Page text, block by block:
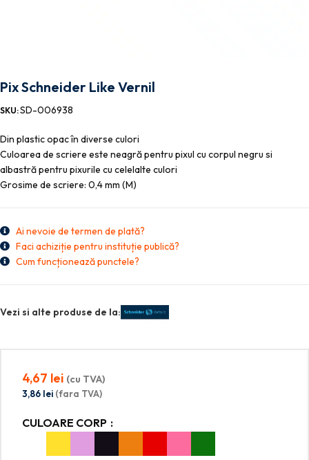
Pix Schneider Like Vernil
SKU:SD-006938
Din plastic opac în diverse culori
Culoarea de scriere este neagră pentru pixul cu corpul negru si
albastră pentru pixurile cu celelalte culori
Grosime de scriere: 0,4 mm (M)
Ai nevoie de termen de plată?
Faci achiziție pentru instituție publică?
Cum funcționează punctele?
Vezi si alte produse de la:
4,67 lei (cu TVA)
3,86 lei (fara TVA)
CULOARE CORP